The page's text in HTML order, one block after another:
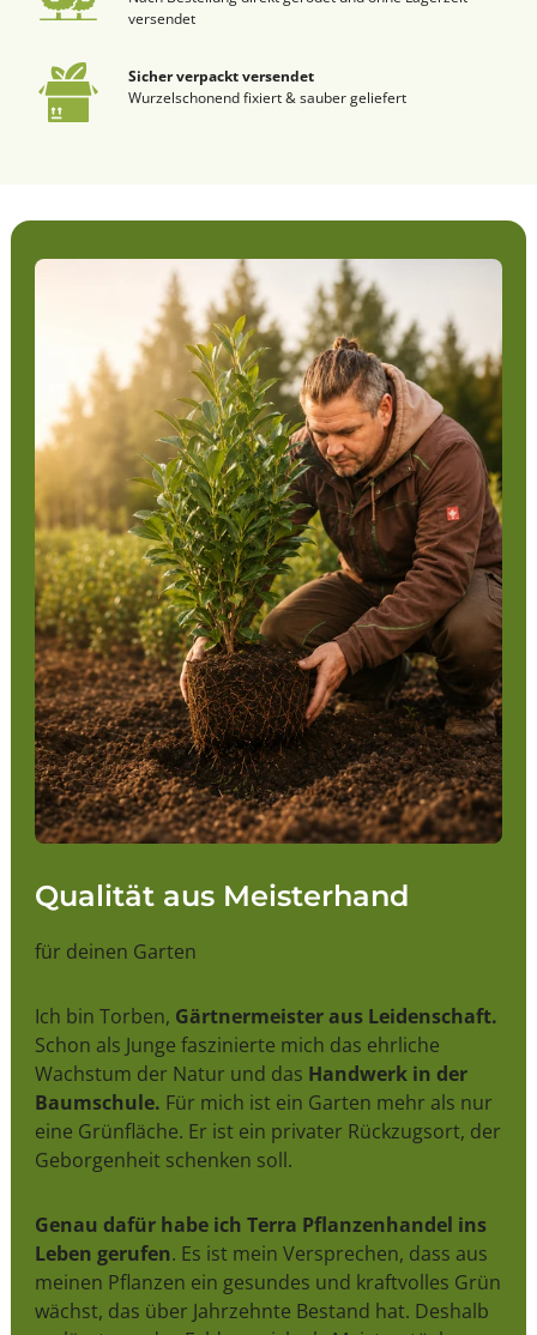
versendet
Sicher verpackt versendet
Wurzelschonend fixiert & sauber geliefert
Qualität aus Meisterhand
für deinen Garten
Ich bin Torben, Gärtnermeister aus Leidenschaft.
Schon als Junge faszinierte mich das ehrliche
Wachstum der Natur und das Handwerk in der
Baumschule. Für mich ist ein Garten mehr als nur
eine Grünfläche. Er ist ein privater Rückzugsort, der
Geborgenheit schenken soll.
Genau dafür habe ich Terra Pflanzenhandel ins
Leben gerufen. Es ist mein Versprechen, dass aus
meinen Pflanzen ein gesundes und kraftvolles Grün
wächst, das über Jahrzehnte Bestand hat. Deshalb